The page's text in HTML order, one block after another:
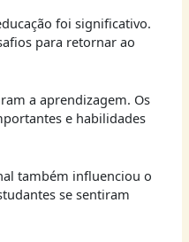
foi significativo.
para retornar ao
a aprendizagem. Os
e habilidades
também influenciou o
se sentiram